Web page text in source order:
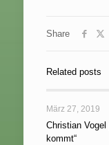
Share
Related posts
März 27, 2019
Christian
kommt“